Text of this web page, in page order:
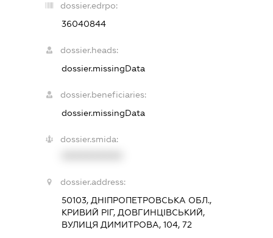
dossier.edrpo:
36040844
dossier.heads:
dossier.missingData
dossier.beneficiaries:
dossier.missingData
dossier.smida:
dossier.address:
50103, ДНІПРОПЕТРОВСЬКА ОБЛ.,
КРИВИЙ РІГ, ДОВГИНЦІВСЬКИЙ,
ВУЛИЦЯ ДИМИТРОВА, 104, 72